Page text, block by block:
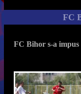
FC
FC Bihor s-a